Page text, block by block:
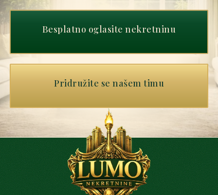
Besplatno oglasite nekretninu
Pridružite se našem timu